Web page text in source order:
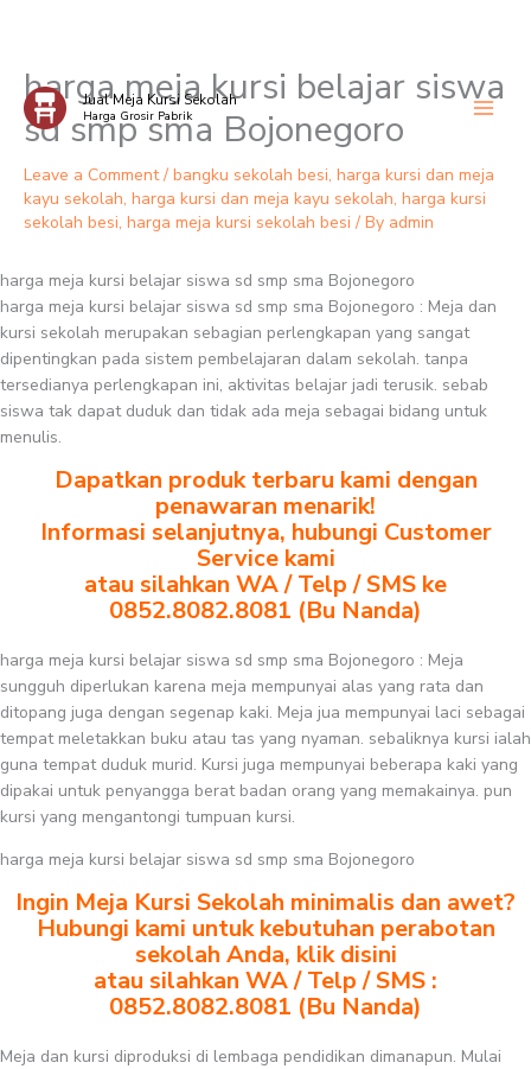
Skip
content
Jual Meja Kursi Sekolah
Harga Grosir Pabrik
harga meja kursi belajar siswa
sd smp sma Bojonegoro
Leave a Comment / bangku sekolah besi, harga kursi dan meja
kayu sekolah, harga kursi dan meja kayu sekolah, harga kursi
sekolah besi, harga meja kursi sekolah besi / By admin
harga meja kursi belajar siswa sd smp sma Bojonegoro
harga meja kursi belajar siswa sd smp sma Bojonegoro : Meja dan
kursi sekolah merupakan sebagian perlengkapan yang sangat
dipentingkan pada sistem pembelajaran dalam sekolah. tanpa
tersedianya perlengkapan ini, aktivitas belajar jadi terusik. sebab
siswa tak dapat duduk dan tidak ada meja sebagai bidang untuk
menulis.
Dapatkan produk terbaru kami dengan
penawaran menarik!
Informasi selanjutnya, hubungi Customer
Service kami
atau silahkan WA / Telp / SMS ke
0852.8082.8081 (Bu Nanda)
harga meja kursi belajar siswa sd smp sma Bojonegoro : Meja
sungguh diperlukan karena meja mempunyai alas yang rata dan
ditopang juga dengan segenap kaki. Meja jua mempunyai laci sebagai
tempat meletakkan buku atau tas yang nyaman. sebaliknya kursi ialah
guna tempat duduk murid. Kursi juga mempunyai beberapa kaki yang
dipakai untuk penyangga berat badan orang yang memakainya. pun
kursi yang mengantongi tumpuan kursi.
harga meja kursi belajar siswa sd smp sma Bojonegoro
Ingin Meja Kursi Sekolah minimalis dan awet?
Hubungi kami untuk kebutuhan perabotan
sekolah Anda, klik disini
atau silahkan WA / Telp / SMS :
0852.8082.8081 (Bu Nanda)
Meja dan kursi diproduksi di lembaga pendidikan dimanapun. Mulai